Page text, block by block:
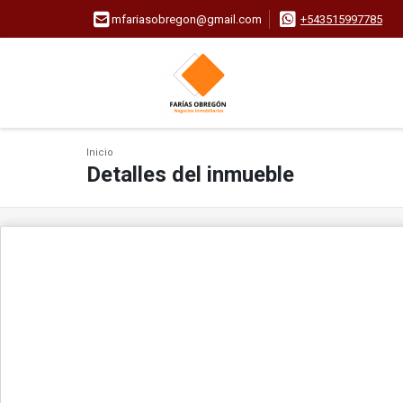
mfariasobregon@gmail.com +543515997785
Inicio
Detalles del inmueble